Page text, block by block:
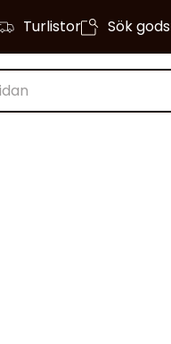
Turlistor Sök gods